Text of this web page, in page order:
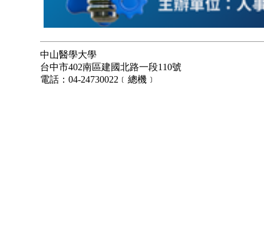
中山醫學大學
台中市402南區建國北路一段110號
電話：04-24730022﹝總機﹞